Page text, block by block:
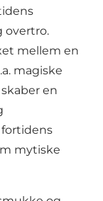
overtro.
mellem en
magiske
en
fortidens
mytiske